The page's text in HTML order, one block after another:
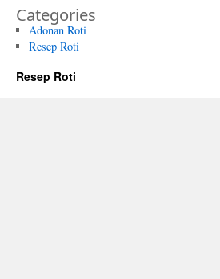
Categories
Adonan Roti
Resep Roti
Resep Roti